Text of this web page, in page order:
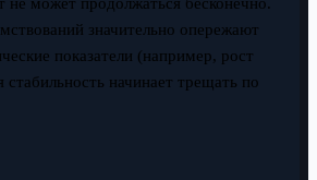
не может продолжаться бесконечно.
значительно опережают
показатели (например, рост
начинает трещать по